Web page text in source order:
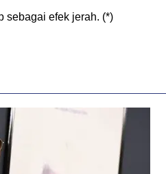
sebagai efek jerah. (*)